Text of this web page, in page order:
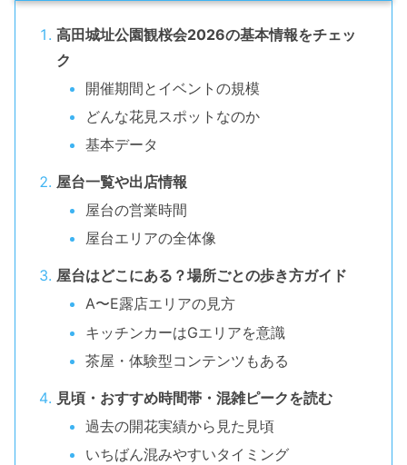
高田城址公園観桜会2026の基本情報をチェッ
ク
開催期間とイベントの規模
どんな花見スポットなのか
基本データ
屋台一覧や出店情報
屋台の営業時間
屋台エリアの全体像
屋台はどこにある？場所ごとの歩き方ガイド
A〜E露店エリアの見方
キッチンカーはGエリアを意識
茶屋・体験型コンテンツもある
見頃・おすすめ時間帯・混雑ピークを読む
過去の開花実績から見た見頃
いちばん混みやすいタイミング